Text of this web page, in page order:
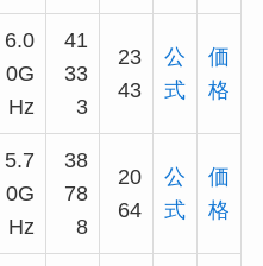
6.0
0G
Hz
41
33
3
23
43
公
式
価
格
5.7
0G
Hz
38
78
8
20
64
公
式
価
格